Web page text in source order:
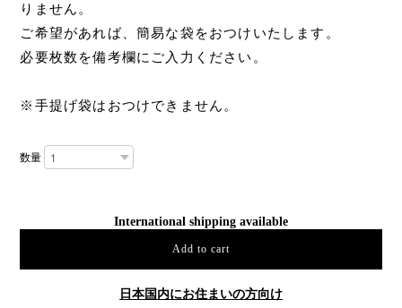
りません。
ご希望があれば、簡易な袋をおつけいたします。
必要枚数を備考欄にご入力ください。
※手提げ袋はおつけできません。
数量
International shipping available
Add to cart
日本国内にお住まいの方向け